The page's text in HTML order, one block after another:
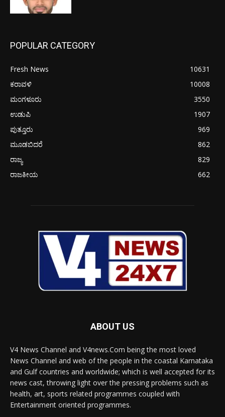
POPULAR CATEGORY
Fresh News
10631
ಕರಾವಳಿ
10008
ಮಂಗಳೂರು
3550
ಉಡುಪಿ
1907
ಪುತ್ತೂರು
969
ಮೂಡಬಿದರೆ
862
ರಾಜ್ಯ
829
ರಾಜಕೀಯ
662
ABOUT US
V4 News Channel and V4news.Com being the most loved
News Channel and web of the people in the coastal Karnataka
and Gulf countries and worldwide; which is well accepted for its
news cast, throwing light over the pressing problems such as
health, art, sports related programmes coupled with
Entertainment oriented programmes.